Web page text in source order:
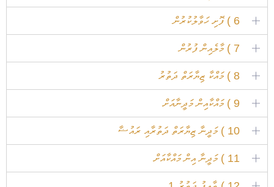
6 ) ފޮށި ހަވާލުކުރުން
7 ) މާލެއިން ފުރުން
8 ) މައްކާ ޒިޔާރަތް ދަތުރު
9 ) މައްކާއިން މަދީނާއަށް
10 ) މަދީނާ ޒިޔާރަތް ދަތުރާއި ރައުޟާ
11 ) މަދީނާ އިން މައްކާއަށް